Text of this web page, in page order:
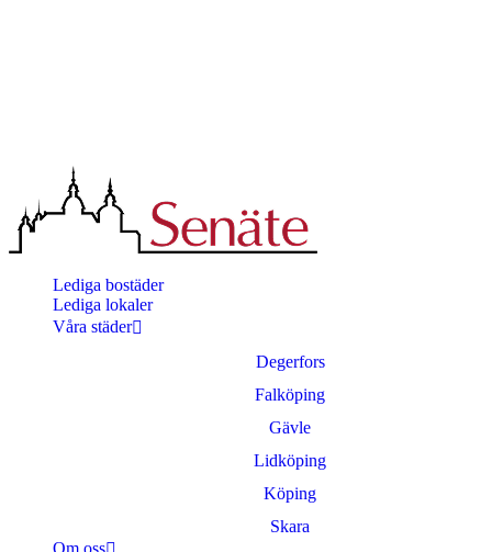
Lediga bostäder
Lediga lokaler
Våra städer
Degerfors
Falköping
Gävle
Lidköping
Köping
Skara
Om oss